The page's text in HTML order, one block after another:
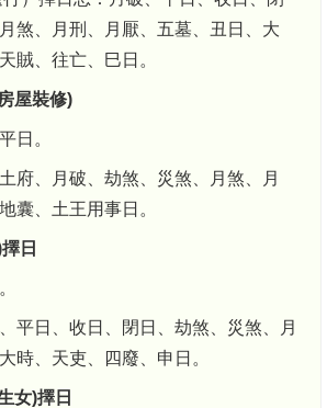
煞、月刑、月厭、五墓、丑日、大
賊、往亡、巳日。
屋裝修)
日。
府、月破、劫煞、災煞、月煞、月
囊、土王用事日。
日
平日、收日、閉日、劫煞、災煞、月
時、天吏、四廢、申日。
女)擇日